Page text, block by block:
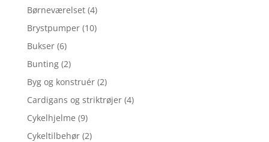
Børneværelset (4)
Brystpumper (10)
Bukser (6)
Bunting (2)
Byg og konstruér (2)
Cardigans og striktrøjer (4)
Cykelhjelme (9)
Cykeltilbehør (2)